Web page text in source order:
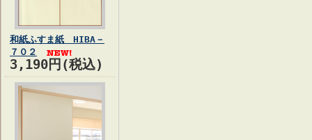
和紙ふすま紙 HIBA－
７０２
3,190円(税込)